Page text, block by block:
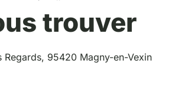
trouver
Regards, 95420 Magny-en-Vexin